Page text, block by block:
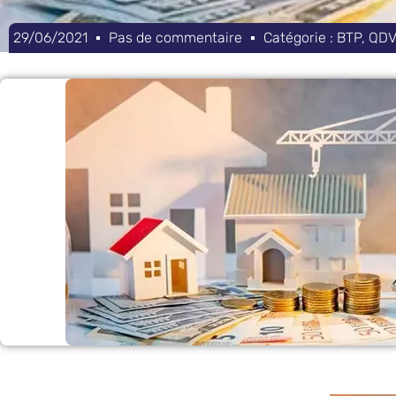
29/06/2021 Pas de commentaire Catégorie : BTP, QDV